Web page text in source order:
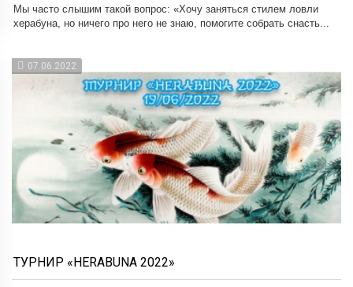
Мы часто слышим такой вопрос: «Хочу заняться стилем ловли
херабуна, но ничего про него не знаю, помогите собрать снасть...
07.06.2022
ТУРНИР «HERABUNA 2022»